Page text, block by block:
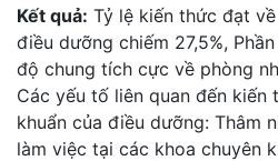
Kết quả: Tỷ lệ kiến thức đạt
điều dưỡng chiếm 27,5%,
độ chung tích cực về phòng
Các yếu tố liên quan đến kiến
khuẩn của điều dưỡng: Thâm
làm việc tại các khoa chuyên